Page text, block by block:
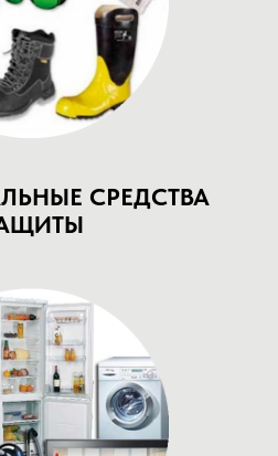
СРЕДСТВА